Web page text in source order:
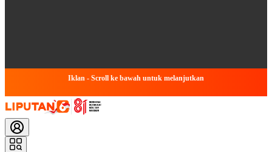
Iklan - Scroll ke bawah untuk melanjutkan